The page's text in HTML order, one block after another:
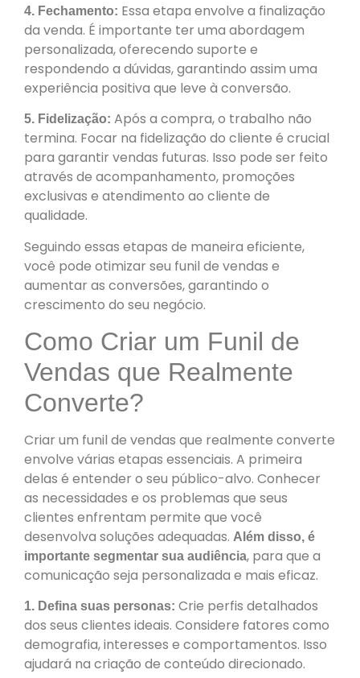
4. Fechamento: Essa etapa envolve a finalização
da venda. É importante ter uma abordagem
personalizada, oferecendo suporte e
respondendo a dúvidas, garantindo assim uma
experiência positiva que leve à conversão.
5. Fidelização: Após a compra, o trabalho não
termina. Focar na fidelização do cliente é crucial
para garantir vendas futuras. Isso pode ser feito
através de acompanhamento, promoções
exclusivas e atendimento ao cliente de
qualidade.
Seguindo essas etapas de maneira eficiente,
você pode otimizar seu funil de vendas e
aumentar as conversões, garantindo o
crescimento do seu negócio.
Como Criar um Funil de
Vendas que Realmente
Converte?
Criar um funil de vendas que realmente converte
envolve várias etapas essenciais. A primeira
delas é entender o seu público-alvo. Conhecer
as necessidades e os problemas que seus
clientes enfrentam permite que você
desenvolva soluções adequadas. Além disso, é
importante segmentar sua audiência, para que a
comunicação seja personalizada e mais eficaz.
1. Defina suas personas: Crie perfis detalhados
dos seus clientes ideais. Considere fatores como
demografia, interesses e comportamentos. Isso
ajudará na criação de conteúdo direcionado.